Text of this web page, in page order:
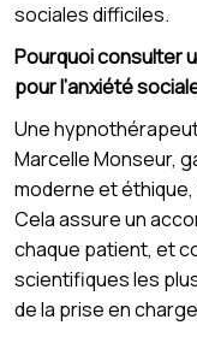
sociales difficiles.
Pourquoi consulter
pour l’anxiété
Une
Marcelle Monseur,
moderne et
Cela assure un
chaque patient, et
scientifiques les
de la prise en